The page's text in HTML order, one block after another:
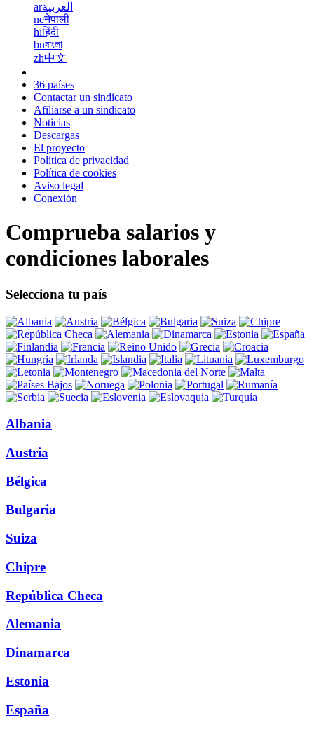
arالعربية
neनेपाली
hiहिंदी
bnবাংলা
zh中文
36 países
Contactar un sindicato
Afiliarse a un sindicato
Noticias
Descargas
El proyecto
Política de privacidad
Política de cookies
Aviso legal
Conexión
Comprueba salarios y
condiciones laborales
Selecciona tu país
Albania
Austria
Bélgica
Bulgaria
Suiza
Chipre
República Checa
Alemania
Dinamarca
Estonia
España